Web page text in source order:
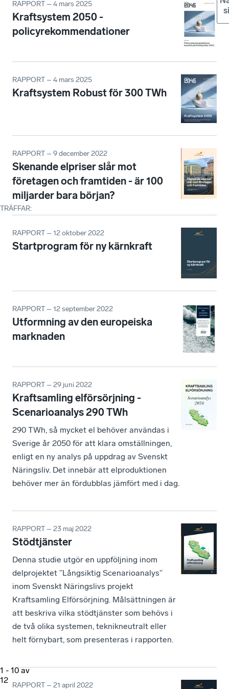
TRÄFFAR:
1 - 10 av
12
RAPPORT – 4 mars 2025
Kraftsystem 2050 -
policyrekommendationer
RAPPORT – 4 mars 2025
Kraftsystem Robust för 300 TWh
RAPPORT – 9 december 2022
Skenande elpriser slår mot
företagen och framtiden - är 100
miljarder bara början?
RAPPORT – 12 oktober 2022
Startprogram för ny kärnkraft
RAPPORT – 12 september 2022
Utformning av den europeiska
marknaden
RAPPORT – 29 juni 2022
Kraftsamling elförsörjning -
Scenarioanalys 290 TWh
290 TWh, så mycket el behöver användas i
Sverige år 2050 för att klara omställningen,
enligt en ny analys på uppdrag av Svenskt
Näringsliv. Det innebär att elproduktionen
behöver mer än fördubblas jämfört med i dag.
RAPPORT – 23 maj 2022
Stödtjänster
Denna studie utgör en uppföljning inom
delprojektet ”Långsiktig Scenarioanalys”
inom Svenskt Näringslivs projekt
Kraftsamling Elförsörjning. Målsättningen är
att beskriva vilka stödtjänster som behövs i
de två olika systemen, teknikneutralt eller
helt förnybart, som presenteras i rapporten.
RAPPORT – 21 april 2022